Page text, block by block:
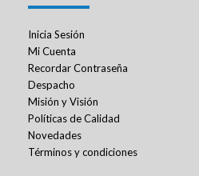
Inicia Sesión
Mi Cuenta
Recordar Contraseña
Despacho
Misión y Visión
Políticas de Calidad
Novedades
Términos y condiciones